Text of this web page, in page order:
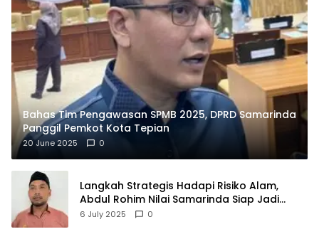
Bahas Tim Pengawasan SPMB 2025, DPRD Samarinda
Panggil Pemkot Kota Tepian
20 June 2025 0
Langkah Strategis Hadapi Risiko Alam,
Abdul Rohim Nilai Samarinda Siap Jadi
Pusat Logistik Bencana Kalimantan
6 July 2025 0